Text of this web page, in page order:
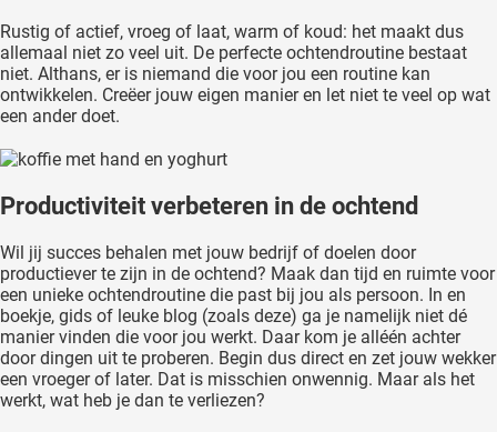
Rustig of actief, vroeg of laat, warm of koud: het maakt dus
allemaal niet zo veel uit. De perfecte ochtendroutine bestaat
niet. Althans, er is niemand die voor jou een routine kan
ontwikkelen. Creëer jouw eigen manier en let niet te veel op wat
een ander doet.
Productiviteit verbeteren in de ochtend
Wil jij succes behalen met jouw bedrijf of doelen door
productiever te zijn in de ochtend? Maak dan tijd en ruimte voor
een unieke ochtendroutine die past bij jou als persoon. In en
boekje, gids of leuke blog (zoals deze) ga je namelijk niet dé
manier vinden die voor jou werkt. Daar kom je alléén achter
door dingen uit te proberen. Begin dus direct en zet jouw wekker
een vroeger of later. Dat is misschien onwennig. Maar als het
werkt, wat heb je dan te verliezen?